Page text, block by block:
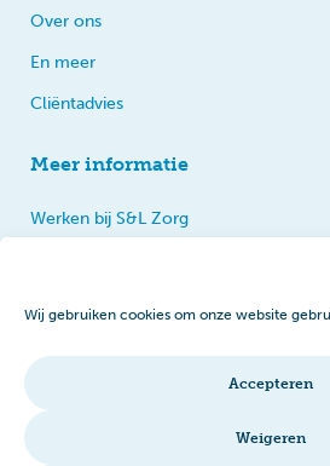
Wij gebruiken cookies om onze website
Accepteren
Weigeren
Over ons
En meer
Cliëntadvies
Meer informatie
Werken bij S&L Zorg
Intranet